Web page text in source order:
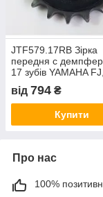
JTF579.17RB Зірка
передня c
17 зубів YAMAHA
FZS,MT-01, RD,
YZF-R - SUNSTAR
від 794 ₴
Купити
Про нас
100%